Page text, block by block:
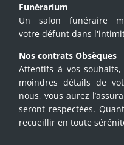
Funérarium
Un salon funéraire
votre défunt dans
Nos contrats Obsèques
Attentifs à vos
moindres détails de
nous, vous aurez
seront respectées.
recueillir en toute